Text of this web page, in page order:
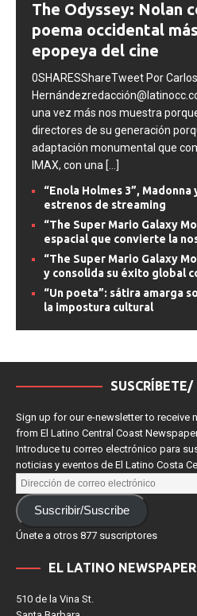
The Odyssey: Nolan
poema occidental
epopeya del cine
0SHARESShareTweet Por Carlos
una vez más nos muestra
directores de su generación
adaptación monumental que
IMAX, con una [...]
“Enola Holmes 3”, Madonna
estrenos de streaming
“The Super Mario Galaxy
espacial que convierte la
“The Super Mario Galaxy
y consolida su éxito global
“Un poeta”: sátira amarga
la impostura cultural
SUSCRÍBETE/
Sign up for our e-newsletter to receive
from El Latino Central Coast Newspaper.
Introduce tu correo electrónico para
noticias y eventos de El Latino Costa
510 de la Vina St.